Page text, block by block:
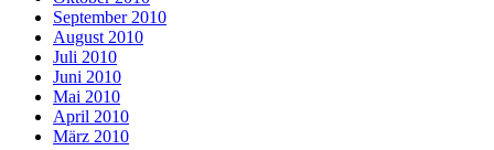
September 2010
August 2010
Juli 2010
Juni 2010
Mai 2010
April 2010
März 2010